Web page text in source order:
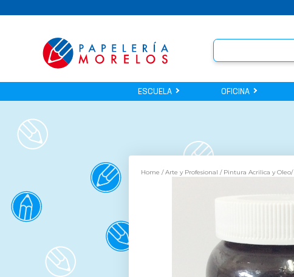
ESCUELA OFICINA
Home /Arte y Profesional / Pintura Acrilica y Oleo/